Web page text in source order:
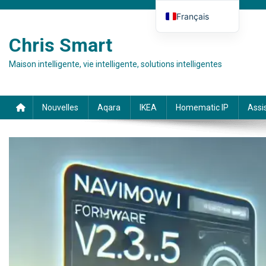
Chris Smart
Maison intelligente, vie intelligente, solutions intelligentes
Nouvelles Aqara IKEA Homematic IP
Français
Italiano